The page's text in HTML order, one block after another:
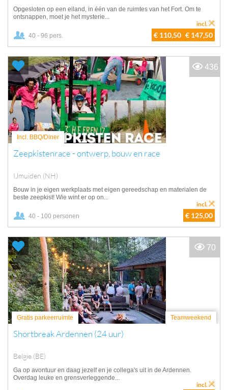
Opgesloten op een eiland, in één van de ruimtes van het Fort. Om te
ontsnappen, moet je het mysterie...
40 - 96 pers. € 110,50 € 147,50
incl.
Incl. BBQ/Diner
Zeepkistenrace - ontwerp, bouw en race
IJmuiden (NH)
Bouw in je eigen werkplaats met eigen gereedschap en materialen de
beste zeepkist! Wie wint er op on...
40 - 100 personen € 125,00
incl.
436
Gratis parkeerruimte Teamweekend
Shortbreak Ardennen (24 uur)
Belgie (BE)
Ga op avontuur en daag jezelf en je collega's uit in de Ardennen.
Overdag leuke en grensverleggende...
incl.
70